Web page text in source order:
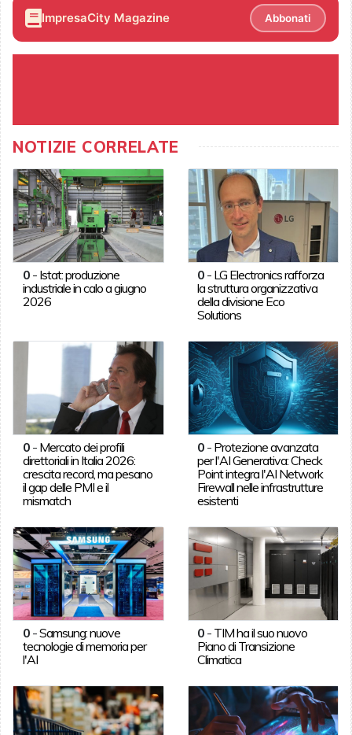
ImpresaCity Magazine Abbonati
NOTIZIE CORRELATE
0- Istat: produzione
industriale in calo a giugno
2026
0 - LG Electronics rafforza
la struttura organizzativa
della divisione Eco
Solutions
0- Mercato dei profili
direttoriali in Italia 2026:
crescita record, ma pesano
il gap delle PMI e il
mismatch
0 - Protezione avanzata
per l'AI Generativa: Check
Point integra l'AI Network
Firewall nelle infrastrutture
esistenti
0-Samsung: nuove
tecnologie di memoria per
l'AI
0 - TIM ha il suo nuovo
Piano di Transizione
Climatica